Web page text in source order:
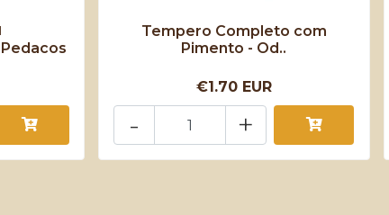
Tempero Completo com
Pimento - Od..
€1.70 EUR
+
-